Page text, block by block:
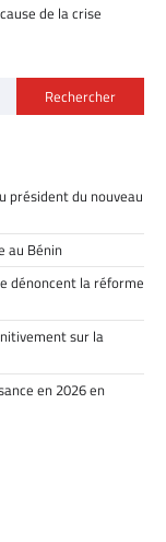
de la crise
Rechercher
président du nouveau
au Bénin
dénoncent la réforme
sur la
en 2026 en